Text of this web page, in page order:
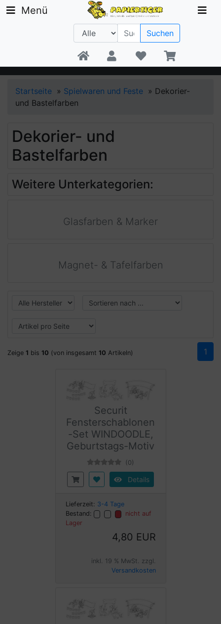
Beratung +49 30 1300 6481
Menü
Suchen
Startseite » Spielwaren und Feste » Dekorier-
und Bastelfarben
Dekorier- und
Bastelfarben
Weitere Unterkategorien:
Glasfarben & Marker
Magnet- & Tafelfarben
Zeige 1 bis 10 (von insgesamt 10 Artikeln) 1
Securit
Fensterschablonen
-Set WINDOODLE,
Geburtstags-Motiv
(0)
Details
Lieferzeit: 3-4 Tage
Bestand:
nicht auf
Lager
4,80 EUR
inkl. 19 % MwSt. zzgl.
Versandkosten